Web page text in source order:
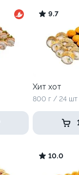
9.7
Хит хот
800 г / 24 шт
10.0